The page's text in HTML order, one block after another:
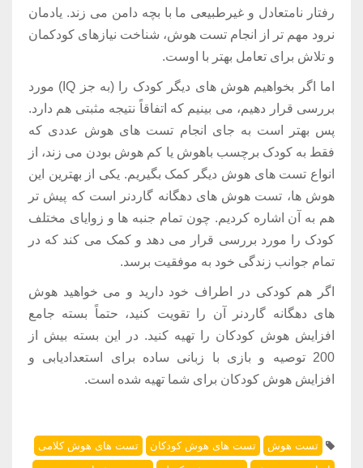
رفتار نامتعادل و غیرطبیعی ما با بچه دامن می زند. یادمان
نرود مهم تر از انجام تست هوش، شناخت نیازهای کودکمان
و تلاش برای تعامل بهتر با اوست.
اما اگر بخواهیم هوش های دیگر کودک را (به جز IQ) مورد
بررسی قرار دهیم، می بینیم که اتفاقاً نتیجه مثبتی هم دارد.
پس بهتر است به جای انجام تست های هوش عددی که
فقط به کودک برچسب باهوش یا کم هوش بودن می زند، از
انواع تست های هوش دیگر کمک بگیریم. یکی از بهترین این
هوش ها، تست هوش های دهگانه گاردنر است که پیش تر
هم به آن اشاره کردیم. چون تمام جنبه ها و زوایای مختلف
کودک را مورد بررسی قرار می دهد و کمک می کند که در
تمام جوانب زندگی خود به موفقیت برسد.
اگر هم کودکی در اطراف خود دارید و می خواهید هوش
های دهگانه گاردنر آن را تقویت کنید، حتماً بسته جامع
افزایش هوش کودکان را تهیه کنید. در این بسته بیش از
200 توصیه و بازی با زبانی ساده برای استعدادیابی و
افزایش هوش کودکان برای شما تهیه شده است.
تست هوش تست های هوش کودکان
تست های هوش کلامی